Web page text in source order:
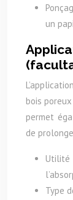
un
bois
permet
de
Utilité
Type